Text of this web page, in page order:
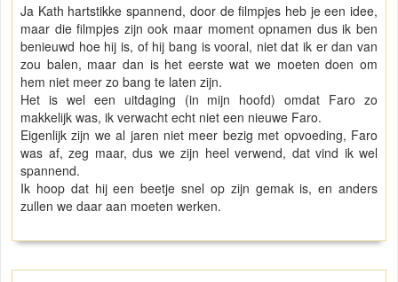
Ja Kath hartstikke spannend, door de filmpjes heb je een idee,
maar die filmpjes zijn ook maar moment opnamen dus ik ben
benieuwd hoe hij is, of hij bang is vooral, niet dat ik er dan van
zou balen, maar dan is het eerste wat we moeten doen om
hem niet meer zo bang te laten zijn.
Het is wel een uitdaging (in mijn hoofd) omdat Faro zo
makkelijk was, ik verwacht echt niet een nieuwe Faro.
Eigenlijk zijn we al jaren niet meer bezig met opvoeding, Faro
was af, zeg maar, dus we zijn heel verwend, dat vind ik wel
spannend.
Ik hoop dat hij een beetje snel op zijn gemak is, en anders
zullen we daar aan moeten werken.